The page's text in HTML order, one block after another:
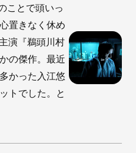
ことで頭いっ
置きなく休め
演『鵜頭川村
の傑作。最近
かった入江悠
トでした。と